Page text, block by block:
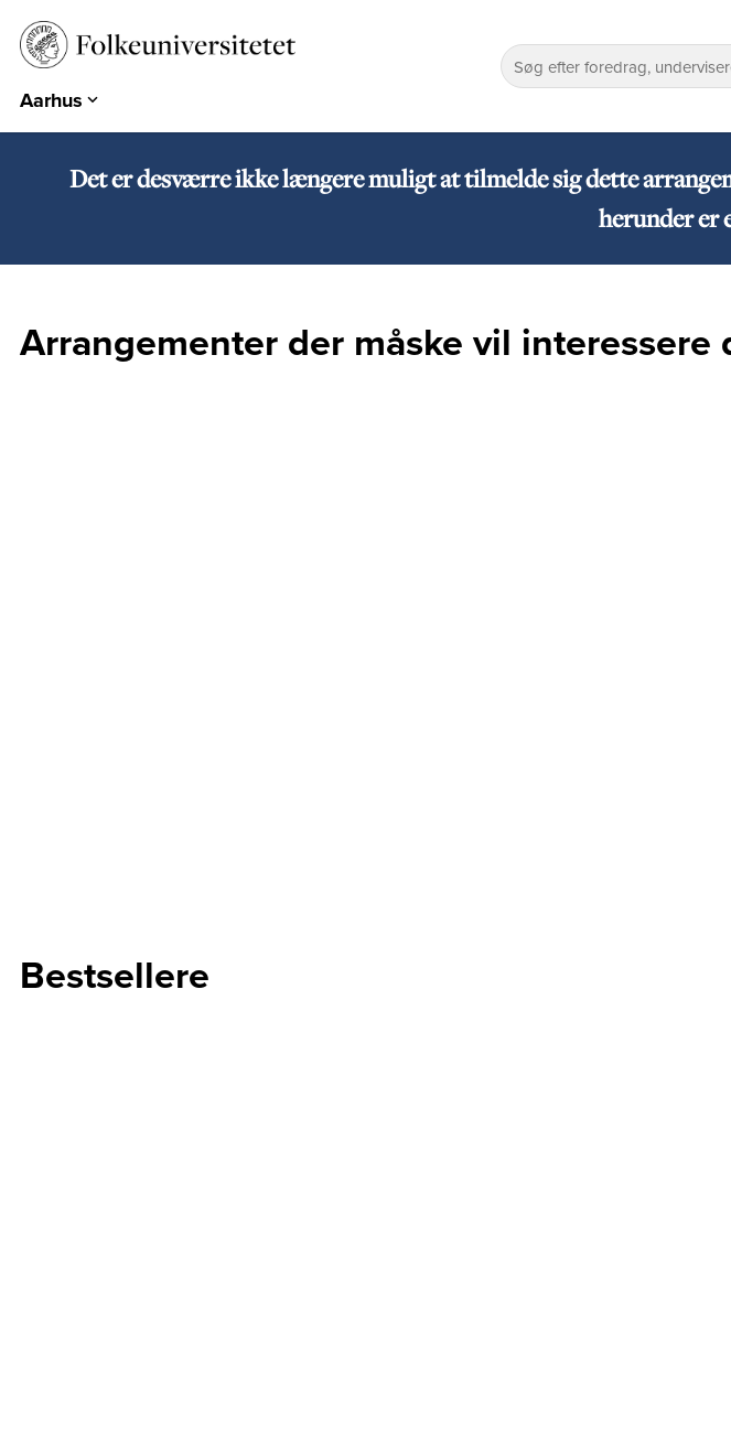
Aarhus
Aarhus
Emdrup
Herning
PARK
EUROPA 360°
Det er desværre ikke længere muligt at tilmelde sig dette
herunder er
Arrangementer der måske vil interessere
Bestsellere